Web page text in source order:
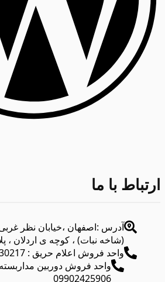
ارتباط با ما
(شاخه نبات) ، کوچه ی اردلان ،
واحد فروش اعلام حریق : 09130030217
واحد فروش دوربین
09902425906